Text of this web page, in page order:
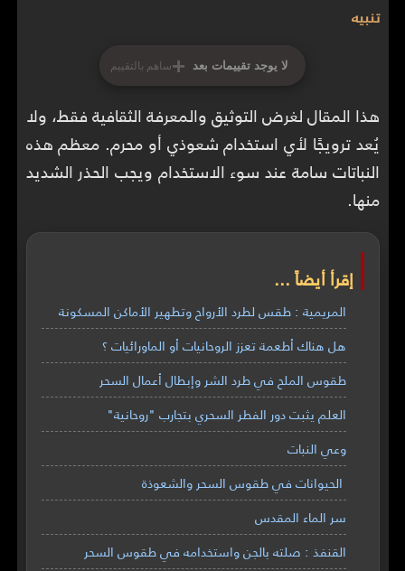
تنبيه
لا يوجد تقييمات بعد +ساهم بالتقييم
هذا المقال لغرض التوثيق والمعرفة الثقافية فقط، ولا
يُعد ترويجًا لأي استخدام شعوذي أو محرم. معظم هذه
النباتات سامة عند سوء الاستخدام ويجب الحذر الشديد
منها.
إقرأ أيضاً ...
المريمية : طقس لطرد الأرواح وتطهير الأماكن المسكونة
هل هناك أطعمة تعزز الروحانيات أو الماورائيات ؟
طقوس الملح في طرد الشر وإبطال أعمال السحر
العلم يثبت دور الفطر السحري بتجارب "روحانية"
وعي النبات
الحيوانات في طقوس السحر والشعوذة
سر الماء المقدس
القنفذ : صلته بالجن واستخدامه في طقوس السحر